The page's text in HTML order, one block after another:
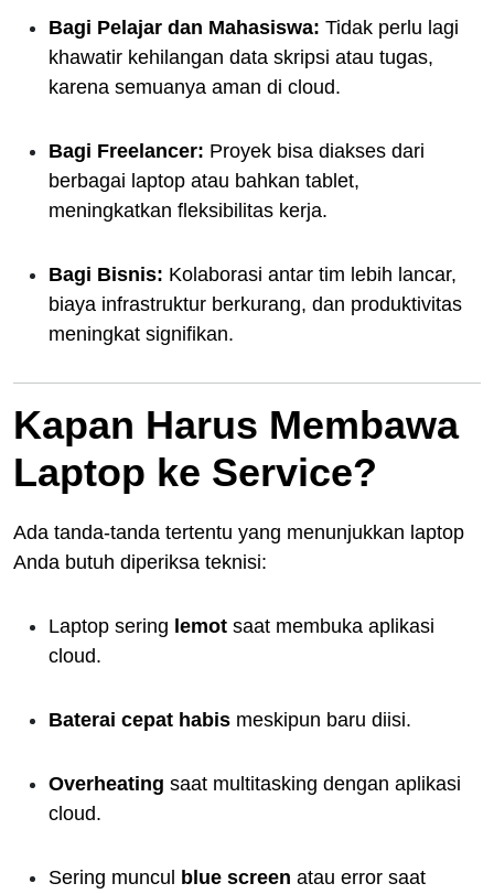
Bagi Pelajar dan Mahasiswa: Tidak perlu lagi
khawatir kehilangan data skripsi atau tugas,
karena semuanya aman di cloud.
Bagi Freelancer: Proyek bisa diakses dari
berbagai laptop atau bahkan tablet,
meningkatkan fleksibilitas kerja.
Bagi Bisnis: Kolaborasi antar tim lebih lancar,
biaya infrastruktur berkurang, dan produktivitas
meningkat signifikan.
Kapan Harus Membawa
Laptop ke Service?
Ada tanda-tanda tertentu yang menunjukkan laptop
Anda butuh diperiksa teknisi:
Laptop sering lemot saat membuka aplikasi
cloud.
Baterai cepat habis meskipun baru diisi.
Overheating saat multitasking dengan aplikasi
cloud.
Sering muncul blue screen atau error saat